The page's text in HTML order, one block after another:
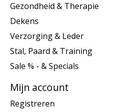
Gezondheid & Therapie
Dekens
Verzorging & Leder
Stal, Paard & Training
Sale % - & Specials
Mijn account
Registreren